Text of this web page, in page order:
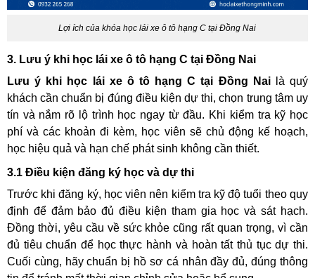
Lợi ích của khóa học lái xe ô tô hạng C tại Đồng Nai
3. Lưu ý khi học lái xe ô tô hạng C tại Đồng Nai
Lưu ý khi học lái xe ô tô hạng C tại Đồng Nailà quý
khách cần chuẩn bị đúng điều kiện dự thi, chọn trung tâm uy
tín và nắm rõ lộ trình học ngay từ đầu. Khi kiểm tra kỹ học
phí và các khoản đi kèm, học viên sẽ chủ động kế hoạch,
học hiệu quả và hạn chế phát sinh không cần thiết.
3.1 Điều kiện đăng ký học và dự thi
Trước khi đăng ký, học viên nên kiểm tra kỹ độ tuổi theo quy
định để đảm bảo đủ điều kiện tham gia học và sát hạch.
Đồng thời, yêu cầu về sức khỏe cũng rất quan trọng, vì cần
đủ tiêu chuẩn để học thực hành và hoàn tất thủ tục dự thi.
Cuối cùng, hãy chuẩn bị hồ sơ cá nhân đầy đủ, đúng thông